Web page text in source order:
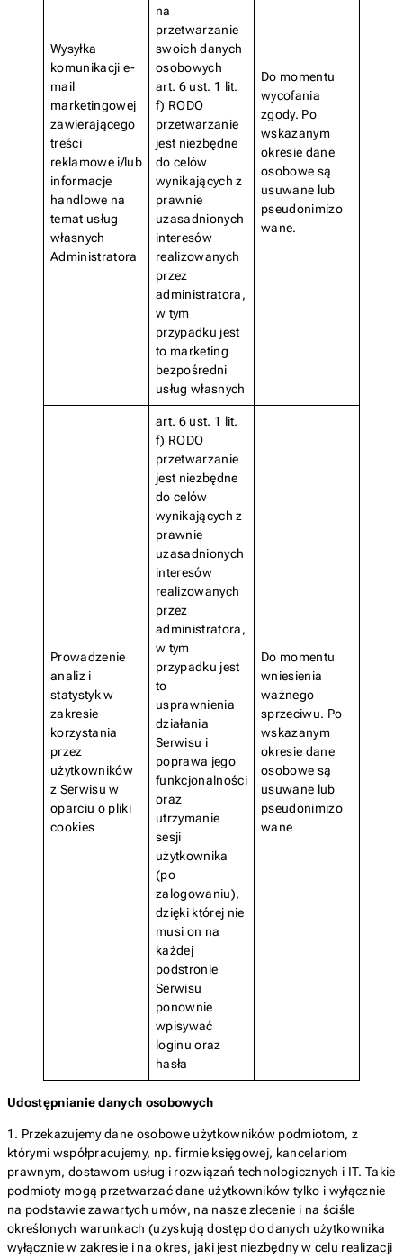
Wysyłka
komunikacji e-
mail
marketingowej
zawierającego
treści
reklamowe i/lub
informacje
handlowe na
temat usług
własnych
Administratora
na
przetwarzanie
swoich danych
osobowych
art. 6 ust. 1 lit.
f) RODO
przetwarzanie
jest niezbędne
do celów
wynikających z
prawnie
uzasadnionych
interesów
realizowanych
przez
administratora,
w tym
przypadku jest
to marketing
bezpośredni
usług własnych
Do momentu
wycofania
zgody. Po
wskazanym
okresie dane
osobowe są
usuwane lub
pseudonimizo
wane.
Prowadzenie
analiz i
statystyk w
zakresie
korzystania
przez
użytkowników
z Serwisu w
oparciu o pliki
cookies
art. 6 ust. 1 lit.
f) RODO
przetwarzanie
jest niezbędne
do celów
wynikających z
prawnie
uzasadnionych
interesów
realizowanych
przez
administratora,
w tym
przypadku jest
to
usprawnienia
działania
Serwisu i
poprawa jego
funkcjonalności
oraz
utrzymanie
sesji
użytkownika
(po
zalogowaniu),
dzięki której nie
musi on na
każdej
podstronie
Serwisu
ponownie
wpisywać
loginu oraz
hasła
Do momentu
wniesienia
ważnego
sprzeciwu. Po
wskazanym
okresie dane
osobowe są
usuwane lub
pseudonimizo
wane
Udostępnianie danych osobowych
1. Przekazujemy dane osobowe użytkowników podmiotom, z
którymi współpracujemy, np. firmie księgowej, kancelariom
prawnym, dostawom usług i rozwiązań technologicznych i IT. Takie
podmioty mogą przetwarzać dane użytkowników tylko i wyłącznie
na podstawie zawartych umów, na nasze zlecenie i na ściśle
określonych warunkach (uzyskują dostęp do danych użytkownika
wyłącznie w zakresie i na okres, jaki jest niezbędny w celu realizacji